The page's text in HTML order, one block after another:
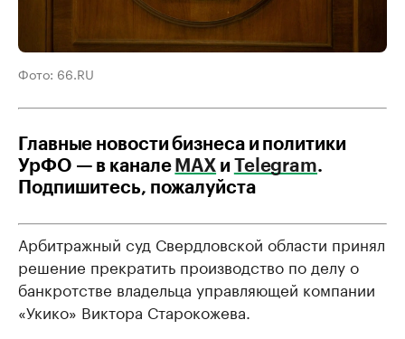
Фото: 66.RU
Главные новости бизнеса и политики
УрФО — в канале МАХ и Telegram.
Подпишитесь, пожалуйста
Арбитражный суд Свердловской области принял
решение прекратить производство по делу о
банкротстве владельца управляющей компании
«Укико» Виктора Старокожева.